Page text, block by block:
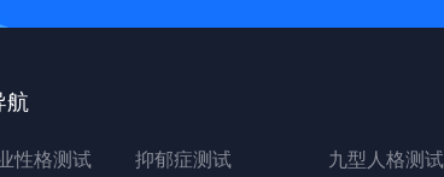
航
性格测试 抑郁症测试 九型人格测试